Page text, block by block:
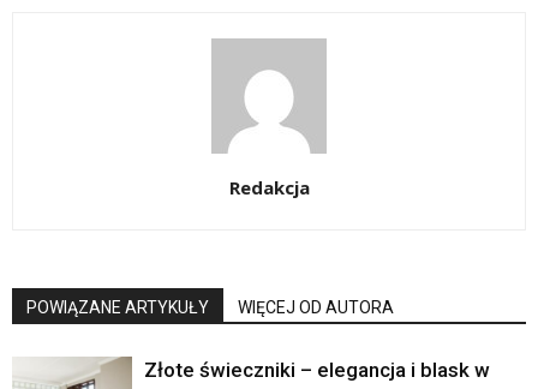
Redakcja
POWIĄZANE ARTYKUŁY WIĘCEJ OD AUTORA
Złote świeczniki – elegancja i blask w